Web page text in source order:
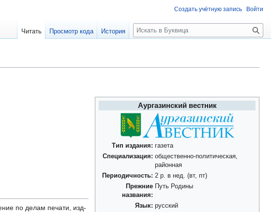
Аургазинский вестник
Тип издания: газета
Специализация: общественно-политическая,
районная
Периодичность: 2 р. в нед. (вт, пт)
Прежние
названия:
Путь Родины
Язык: русский
по делам печати, изд-
Создать учётную запись Войти
Читать Просмотр кода История
П
о
к